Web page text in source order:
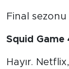
Final
Squid Game
Hayır.